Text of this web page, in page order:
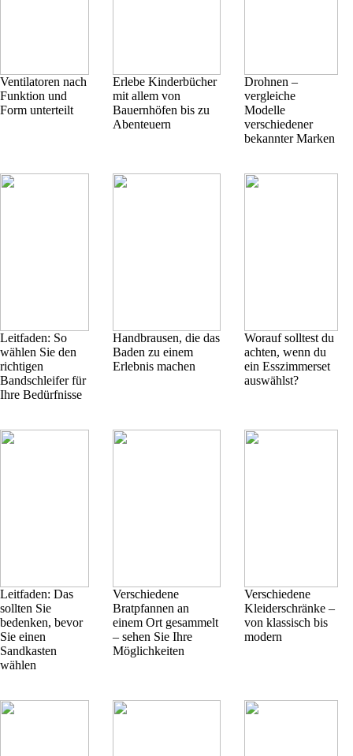
Ventilatoren nach
Funktion und
Form unterteilt
Erlebe Kinderbücher
mit allem von
Bauernhöfen bis zu
Abenteuern
Drohnen –
vergleiche
Modelle
verschiedener
bekannter Marken
Leitfaden: So
wählen Sie den
richtigen
Bandschleifer für
Ihre Bedürfnisse
Handbrausen, die das
Baden zu einem
Erlebnis machen
Worauf solltest du
achten, wenn du
ein Esszimmerset
auswählst?
Leitfaden: Das
sollten Sie
bedenken, bevor
Sie einen
Sandkasten
wählen
Verschiedene
Bratpfannen an
einem Ort gesammelt
– sehen Sie Ihre
Möglichkeiten
Verschiedene
Kleiderschränke –
von klassisch bis
modern